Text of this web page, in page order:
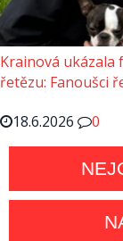
Krainová
řetězu: Fanoušci
18.6.2026
0